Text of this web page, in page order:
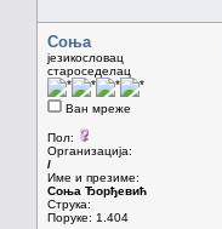
Соња
језикословац
староседелац
Ван мреже
Пол:
Организација:
/
Име и презиме:
Соња Ђорђевић
Струка:
Поруке: 1.404